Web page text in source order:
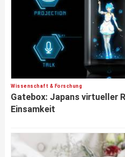
Wissenschaft & Forschung
Gatebox: Japans virtueller
Einsamkeit